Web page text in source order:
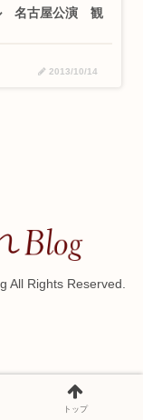
名古屋公演 観
2013/10/14
All Rights Reserved.
トップ